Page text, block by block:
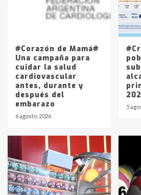
Los precios de los
La Pampa, desde
entre 857 a 1338
#Corazón de Mamá#
Una campaña para
cuidar la salud
cardiovascular
antes, durante y
después del
embarazo
6 agosto, 2026
5